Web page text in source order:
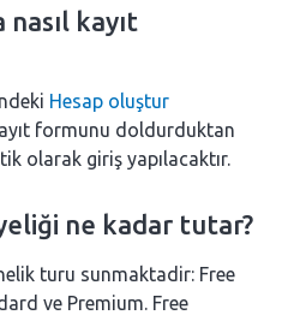
kayıt
Hesap oluştur
formunu doldurduktan
olarak giriş yapılacaktır.
ne kadar tutar?
turu sunmaktadir: Free
ve Premium. Free